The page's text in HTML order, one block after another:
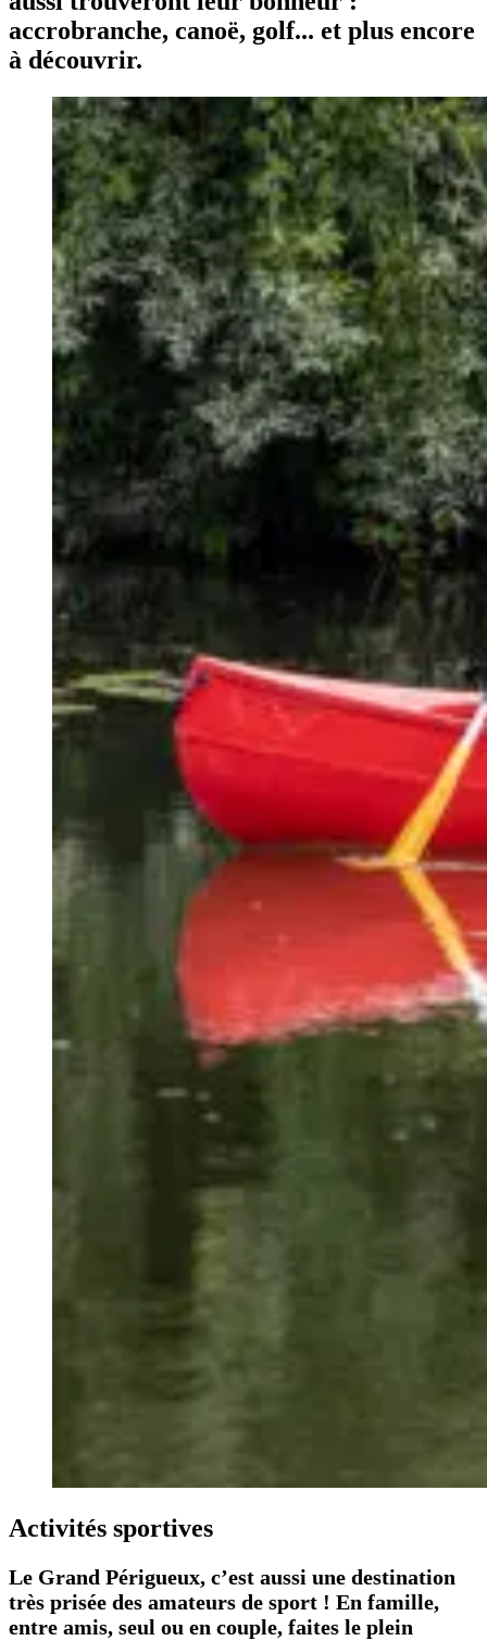
accrobranche, canoë, golf... et plus encore
à découvrir.
Activités sportives
Le Grand Périgueux, c’est aussi une destination
très prisée des amateurs de sport ! En famille,
entre amis, seul ou en couple, faites le plein